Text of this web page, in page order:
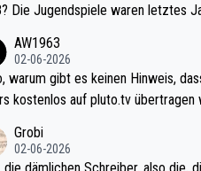
sehr kur
Somit ändert die automatische
nichts. Ich denke sie wollen damit für nächste
wenig WDF Turniere spielen.
Jahr der Fall. Er musste als
AW1963
02-06-2026
M
kostenlos auf pluto.tv übertragen
Grobi
02-06-2026